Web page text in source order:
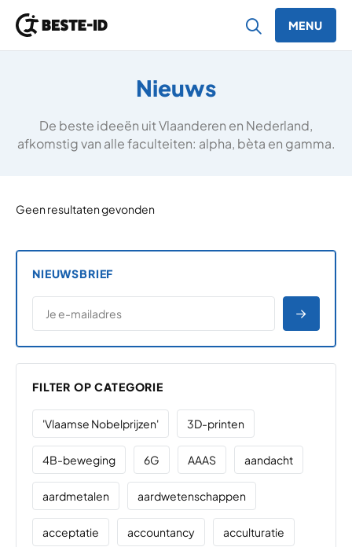
MENU
Nieuws
De beste ideeën uit Vlaanderen en Nederland,
afkomstig van alle faculteiten: alpha, bèta en gamma.
Geen resultaten gevonden
NIEUWSBRIEF
E-MAILADRES
*
FILTER OP CATEGORIE
'Vlaamse Nobelprijzen' 3D-printen
4B-beweging 6G AAAS aandacht
aardmetalen aardwetenschappen
acceptatie accountancy acculturatie